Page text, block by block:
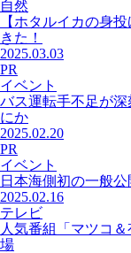
自然
【ホタルイカの身
きた！
2025.03.03
PR
イベント
バス運転手不足が
にか
2025.02.20
PR
イベント
日本海側初の一般
2025.02.16
テレビ
人気番組「マツコ
場